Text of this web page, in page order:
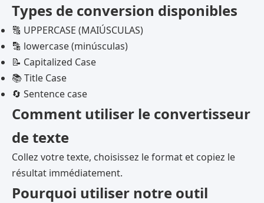
Types de conversion disponibles
🔠 UPPERCASE (MAIÚSCULAS)
🔡 lowercase (minúsculas)
📝 Capitalized Case
📚 Title Case
🔄 Sentence case
Comment utiliser le convertisseur
de texte
Collez votre texte, choisissez le format et copiez le
résultat immédiatement.
Pourquoi utiliser notre outil